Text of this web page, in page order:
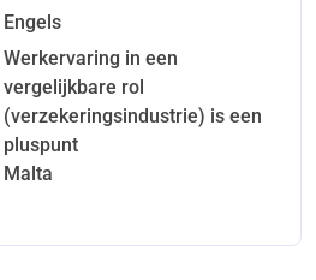
Engels
Werkervaring in een
vergelijkbare rol
(verzekeringsindustrie) is een
pluspunt
Malta